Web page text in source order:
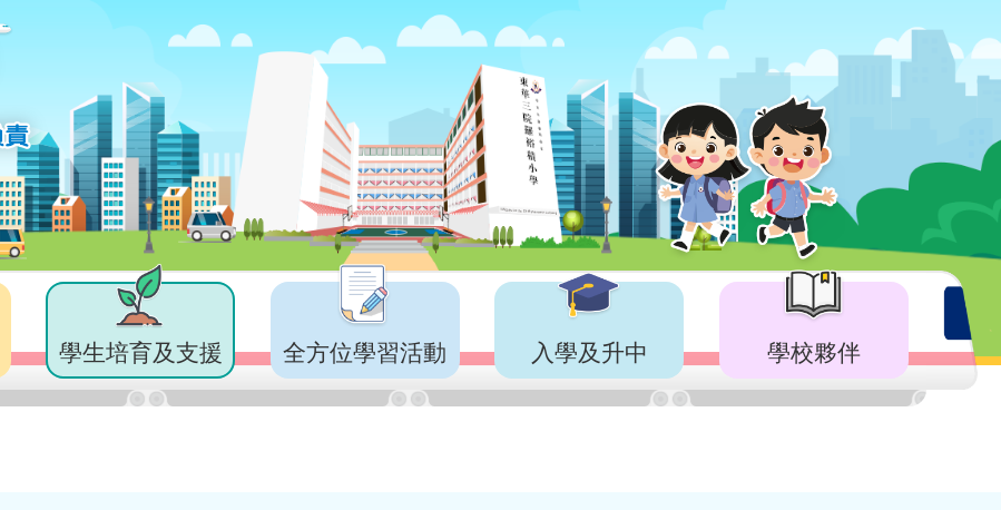
學生培育及支援 全方位學習活動 入學及升中 學校夥伴